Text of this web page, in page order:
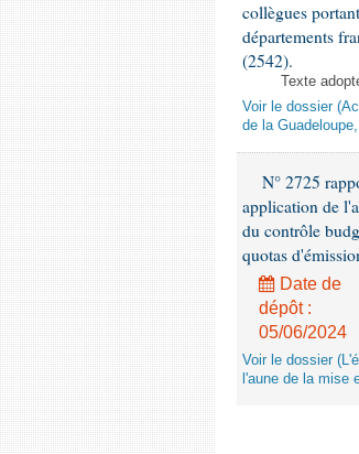
collègues
départements
(2542).
Texte
Voir le dossier
de la
N° 2725
application de
du contrôle
quotas
Date de
dépôt :
05/06/2024
Voir le dossier
l'aune de la mise